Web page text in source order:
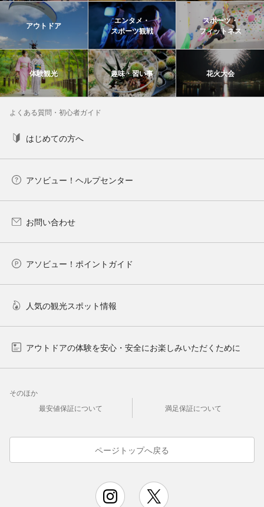
アウトドア
エンタメ・
スポーツ観戦
スポーツ・
フィットネス
体験観光 趣味・習い事 花火大会
よくある質問・初心者ガイド
はじめての方へ
アソビュー！ヘルプセンター
お問い合わせ
アソビュー！ポイントガイド
人気の観光スポット情報
アウトドアの体験を安心・安全にお楽しみいただくために
そのほか
最安値保証について
満足保証について
ページトップへ戻る